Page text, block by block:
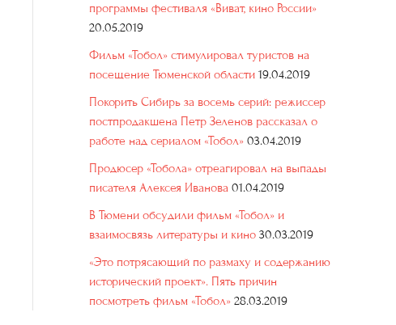
программы фестиваля «Виват, кино России»
20.05.2019
Фильм «Тобол» стимулировал туристов на
посещение Тюменской области 19.04.2019
Покорить Сибирь за восемь серий: режиссер
постпродакшена Петр Зеленов рассказал о
работе над сериалом «Тобол» 03.04.2019
Продюсер «Тобола» отреагировал на выпады
писателя Алексея Иванова 01.04.2019
В Тюмени обсудили фильм «Тобол» и
взаимосвязь литературы и кино 30.03.2019
«Это потрясающий по размаху и содержанию
исторический проект». Пять причин
посмотреть фильм «Тобол» 28.03.2019